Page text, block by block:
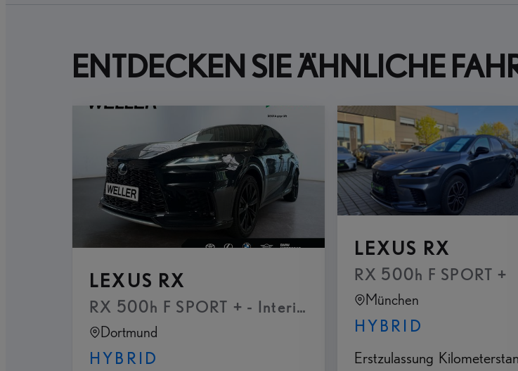
ENTDECKEN SIE ÄHNLICHE
LEXUS RX
RX 500h F SPORT + - Interieur Paket Panoramaglasdach,
Dortmund
HYBRID
LEXUS RX
RX 500h F SPORT +
München
HYBRID
Erstzulassung